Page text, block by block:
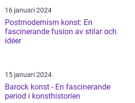
16 januari 2024
Postmodernism konst: En
fascinerande fusion av stilar och
idéer
15 januari 2024
Barock konst - En fascinerande
period i konsthistorien